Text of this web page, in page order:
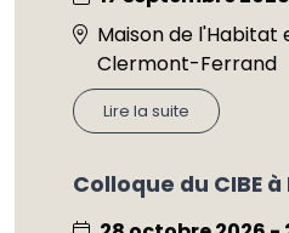
Maison de l'Habitat
Clermont-Ferrand
Lire la suite
Colloque du CIBE à